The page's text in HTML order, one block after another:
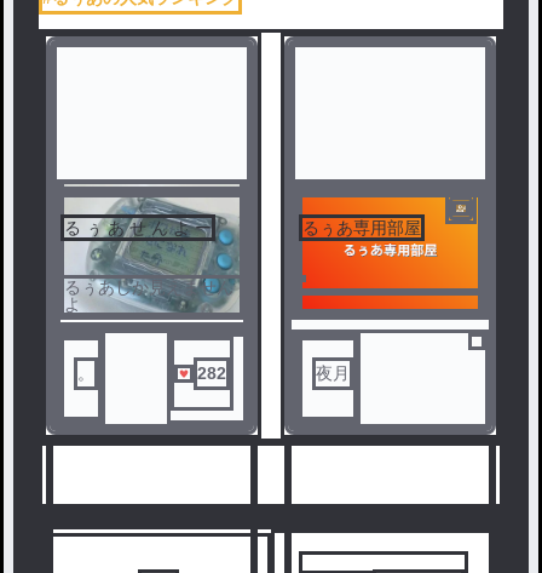
る ぅ あ せ ん よ ー
るぅあしか見えません
よ
。 282
るぅあ専用部屋
夜月